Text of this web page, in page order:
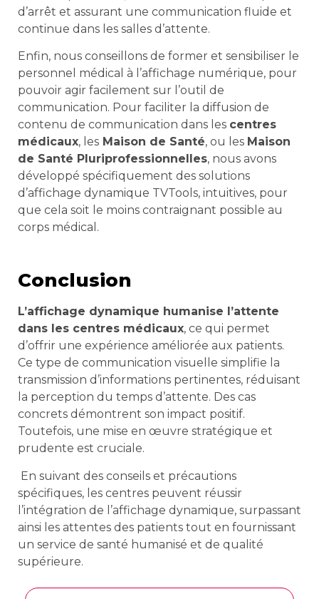
d’arrêt et assurant une communication fluide et
continue dans les salles d’attente.
Enfin, nous conseillons de former et sensibiliser le
personnel médical à l’affichage numérique, pour
pouvoir agir facilement sur l’outil de
communication. Pour faciliter la diffusion de
contenu de communication dans les centres
médicaux, les Maison de Santé, ou les Maison
de Santé Pluriprofessionnelles, nous avons
développé spécifiquement des solutions
d’affichage dynamique TVTools, intuitives, pour
que cela soit le moins contraignant possible au
corps médical.
Conclusion
L’affichage dynamique humanise l’attente
dans les centres médicaux, ce qui permet
d’offrir une expérience améliorée aux patients.
Ce type de communication visuelle simplifie la
transmission d’informations pertinentes, réduisant
la perception du temps d’attente. Des cas
concrets démontrent son impact positif.
Toutefois, une mise en œuvre stratégique et
prudente est cruciale.
En suivant des conseils et précautions
spécifiques, les centres peuvent réussir
l’intégration de l’affichage dynamique, surpassant
ainsi les attentes des patients tout en fournissant
un service de santé humanisé et de qualité
supérieure.